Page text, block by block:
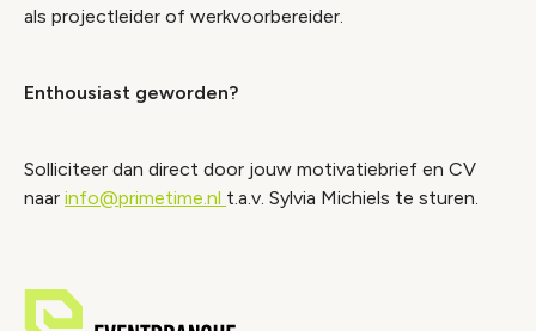
als projectleider of werkvoorbereider.
Enthousiast geworden?
Solliciteer dan direct door jouw motivatiebrief en CV
naar info@primetime.nl t.a.v. Sylvia Michiels te sturen.